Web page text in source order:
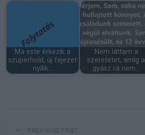
Ma este érkezik a
szuperhold, új fejezet
nyílik…
Nem láttam a
szeretetet, amíg a
gyász rá nem…